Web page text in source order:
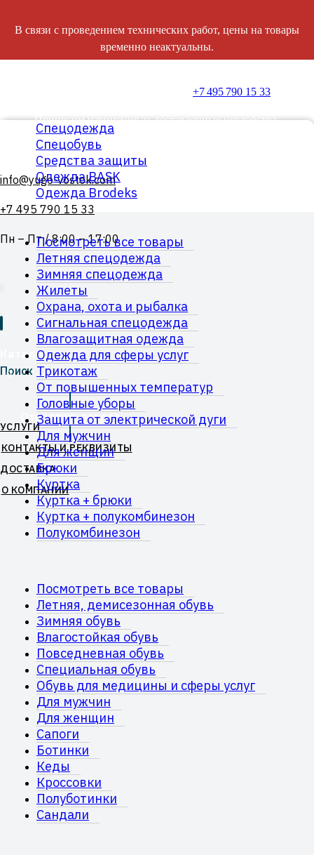
В связи с проведением технических работ, цены на товары
временно неактуальны.
+7 495 790 15 33
Приносим извинения за доставленные неудобства.
info@yugo-vostok.com
+7 495 790 15 33
Пн – Пт / 8:00 – 17:00
Каталог
Поиск
Отправить запрос
УСЛУГИ
КОНТАКТЫ И РЕКВИЗИТЫ
ДОСТАВКА
О КОМПАНИИ
Спецодежда
Спецобувь
Средства защиты
Одежда BASK
Одежда Brodeks
Посмотреть все товары
Летняя спецодежда
Зимняя спецодежда
Жилеты
Охрана, охота и рыбалка
Сигнальная спецодежда
Влагозащитная одежда
Одежда для сферы услуг
Трикотаж
От повышенных температур
Головные уборы
Защита от электрической дуги
Для мужчин
Для женщин
Брюки
Куртка
Куртка + брюки
Куртка + полукомбинезон
Полукомбинезон
Посмотреть все товары
Летняя, демисезонная обувь
Зимняя обувь
Влагостойкая обувь
Повседневная обувь
Специальная обувь
Обувь для медицины и сферы услуг
Для мужчин
Для женщин
Сапоги
Ботинки
Кеды
Кроссовки
Полуботинки
Сандали
0